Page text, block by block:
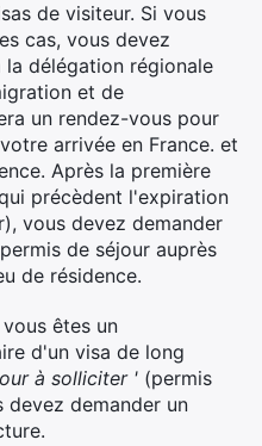
de visiteur. Si vous
cas, vous devez
la délégation régionale
et de
un rendez-vous pour
arrivée en France. et
Après la première
précèdent l'expiration
vous devez demander
de séjour auprès
de résidence.
êtes un
d'un visa de long
à solliciter ' (permis
devez demander un